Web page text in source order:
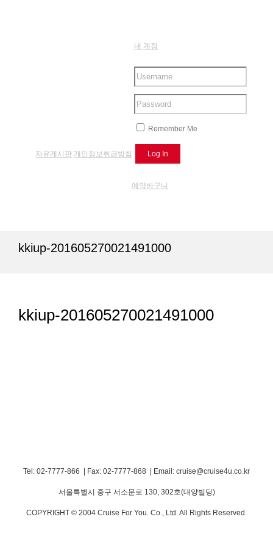
자유게시판 개인정보취급방침
내 계정
Remember Me
예약바구니
kkiup-201605270021491000
kkiup-201605270021491000
Tel: 02-7777-866 | Fax: 02-7777-868 | Email: cruise@cruise4u.co.kr
서울특별시 중구 서소문로 130, 302호(대양빌딩)
COPYRIGHT © 2004 Cruise For You. Co., Ltd. All Rights Reserved.